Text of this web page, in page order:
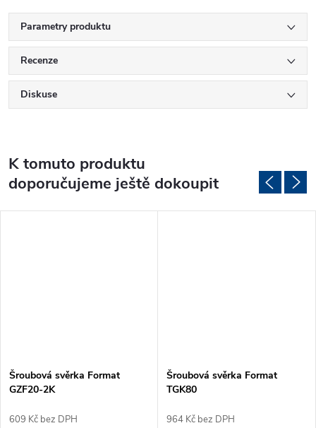
Parametry produktu
Recenze
Diskuse
K tomuto produktu
doporučujeme ještě dokoupit
Šroubová svěrka Format
GZF20-2K
609 Kč bez DPH
Šroubová svěrka Format
TGK80
964 Kč bez DPH